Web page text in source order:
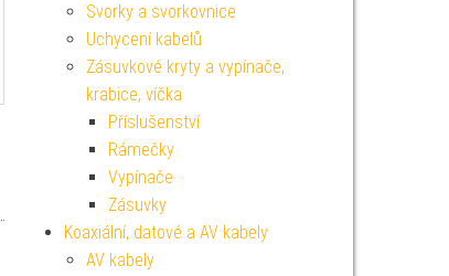
Svorky a svorkovnice
Uchycení kabelů
Zásuvkové kryty a vypínače,
krabice, víčka
Příslušenství
Rámečky
Vypínače
Zásuvky
Koaxiální, datové a AV kabely
AV kabely